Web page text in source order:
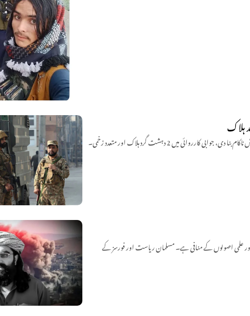
میں 2 دہشت گرد ہلاک اور متعدد زخمی۔
اور علمی اصولوں کے منافی ہے۔ مسلمان ریاست اور فورسز کے